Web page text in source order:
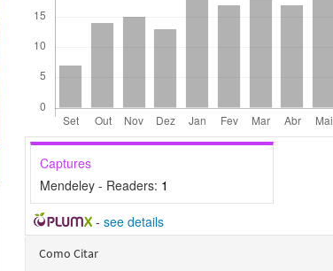
Captures
Mendeley - Readers: 1
- see details
Detalhes
Como Citar